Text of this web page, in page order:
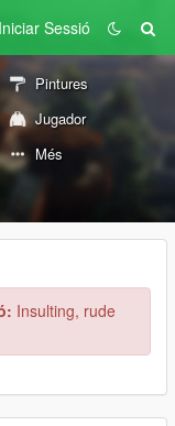
Iniciar Sessió
Pintures
Jugador
Més
Insulting, rude